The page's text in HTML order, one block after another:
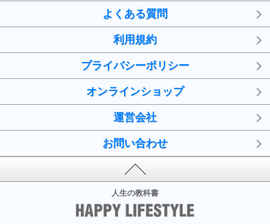
よくある質問
利用規約
プライバシーポリシー
オンラインショップ
運営会社
お問い合わせ
人生の教科書